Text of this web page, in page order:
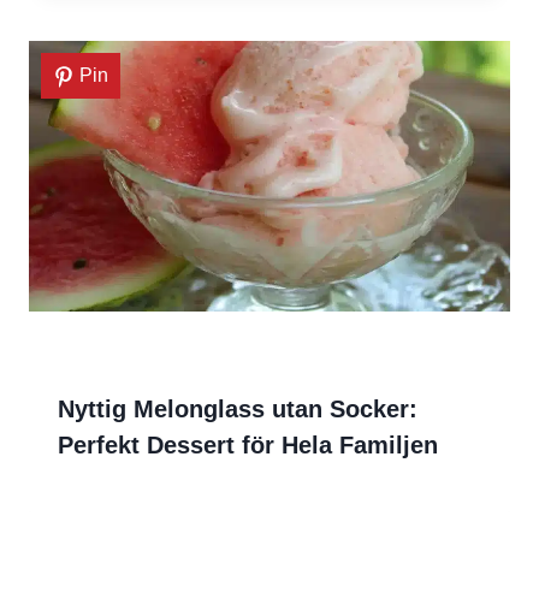
Pin
Nyttig Melonglass utan Socker:
Perfekt Dessert för Hela Familjen